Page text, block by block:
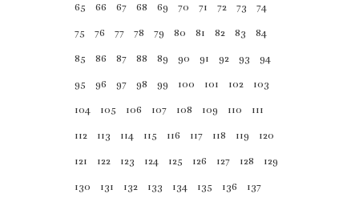
Barkod :
65 66 67 68 69 70 71 72 73 74
75 76 77 78 79 80 81 82 83 84
85 86 87 88 89 90 91 92 93 94
95 96 97 98 99 100 101 102 103
104 105 106 107 108 109 110 111
112 113 114 115 116 117 118 119 120
121 122 123 124 125 126 127 128 129
130 131 132 133 134 135 136 137